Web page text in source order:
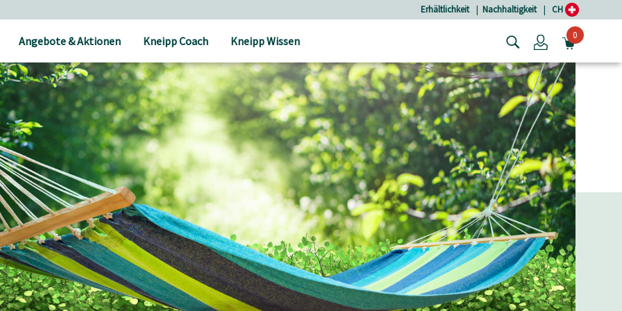
Erhältlichkeit | Nachhaltigkeit | CH
Angebote & Aktionen Kneipp Coach Kneipp Wissen Login0